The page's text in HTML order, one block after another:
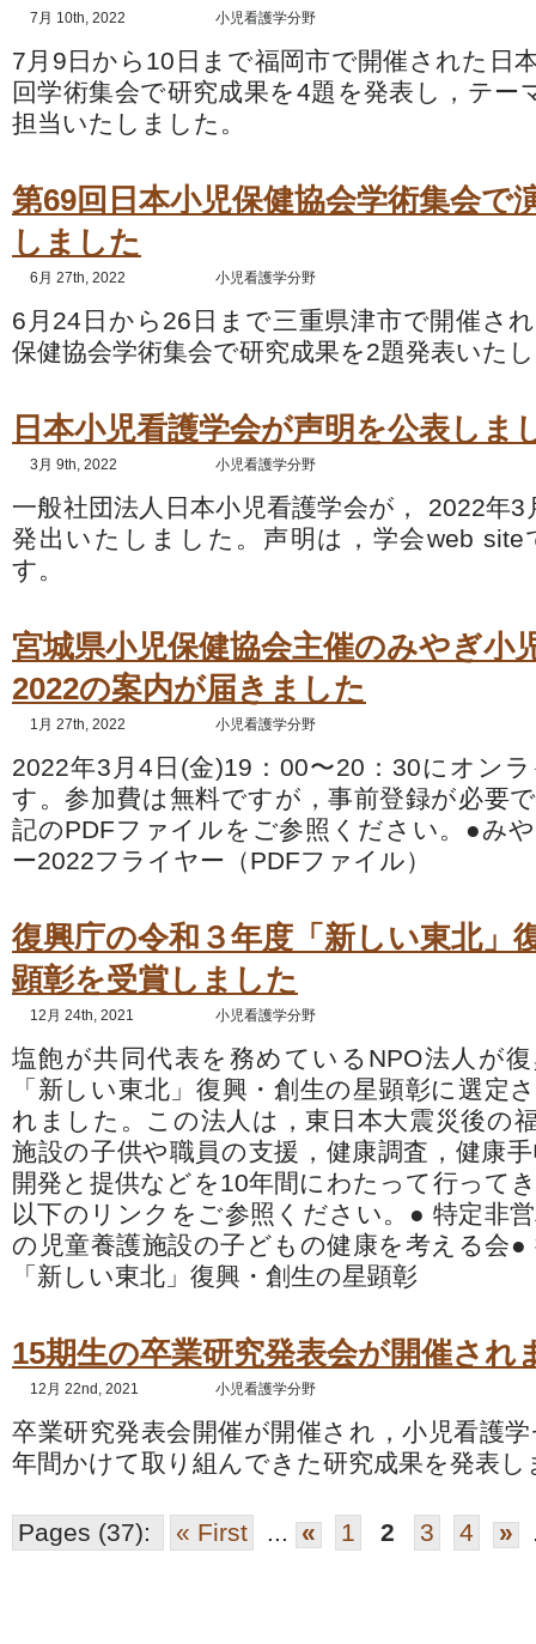
7月 10th, 2022 小児看護学分野
7月9日から10日まで福岡市で開催された日
回学術集会で研究成果を4題を発表し，テー
担当いたしました。
第69回日本小児保健協会学術集会で
しました
6月 27th, 2022 小児看護学分野
6月24日から26日まで三重県津市で開催さ
保健協会学術集会で研究成果を2題発表いた
日本小児看護学会が声明を公表しま
3月 9th, 2022 小児看護学分野
一般社団法人日本小児看護学会が， 2022年
発出いたしました。声明は，学会web
す。
宮城県小児保健協会主催のみやぎ小
2022の案内が届きました
1月 27th, 2022 小児看護学分野
2022年3月4日(金)19：00〜20：30にオン
す。参加費は無料ですが，事前登録が必要
記のPDFファイルをご参照ください。●み
ー2022フライヤー（PDFファイル）
復興庁の令和３年度「新しい東北」
顕彰を受賞しました
12月 24th, 2021 小児看護学分野
塩飽が共同代表を務めているNPO法人が
「新しい東北」復興・創生の星顕彰に選定
れました。この法人は，東日本大震災後の
施設の子供や職員の支援，健康調査，健康
開発と提供などを10年間にわたって行って
以下のリンクをご参照ください。● 特定非
の児童養護施設の子どもの健康を考える会●
「新しい東北」復興・創生の星顕彰
15期生の卒業研究発表会が開催され
12月 22nd, 2021 小児看護学分野
卒業研究発表会開催が開催され，小児看護
年間かけて取り組んできた研究成果を発表し
Pages (37): « First ... « 1 2 3 4 »